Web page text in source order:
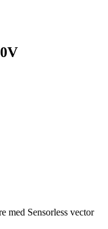
med Sensorless vector